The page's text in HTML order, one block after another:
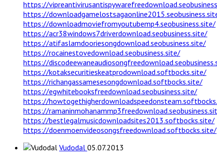
https://
https://
https://downloadmoviefromyoutubemp4.seobusiness.site/
https://acr38windows7driverdownload.seobusiness.site/
https://atifaslamdooriesongdownload.seobusiness.site/
https://rocainestovedownload.seobusiness.site/
https://
https://kotaksecuritieskeatprodownload.softbocks.site/
https://richangassamesesongdownload.softbocks.site/
https://egwhitebooksfreedownload.seobusiness.site/
https://
https://
https://bestlegalmusicdownloadsites2013.softbocks.site/
https://doenmoenvideosongsfreedownload.softbocks.site/
Vudodal 05.07.2013